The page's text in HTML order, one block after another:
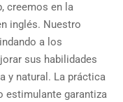
creemos en la
inglés. Nuestro
a los
sus habilidades
y natural. La práctica
estimulante garantiza